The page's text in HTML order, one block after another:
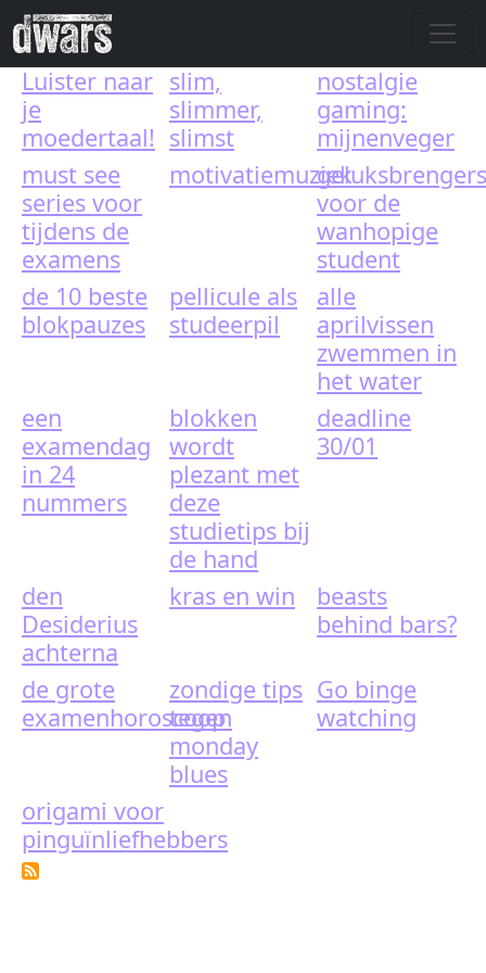
Skip to main content
Luister naar
je
moedertaal!
slim,
slimmer,
slimst
nostalgie
gaming:
mijnenveger
must see
series voor
tijdens de
examens
motivatiemuziekgeluksbrengers
voor de
wanhopige
student
de 10 beste
blokpauzes
pellicule als
studeerpil
alle
aprilvissen
zwemmen in
het water
een
examendag
in 24
nummers
blokken
wordt
plezant met
deze
studietips bij
de hand
deadline
30/01
den
Desiderius
achterna
kras en win
beasts
behind bars?
de grote
examenhoroscoop
zondige tips
tegen
monday
blues
Go binge
watching
origami voor
pinguïnliefhebbers